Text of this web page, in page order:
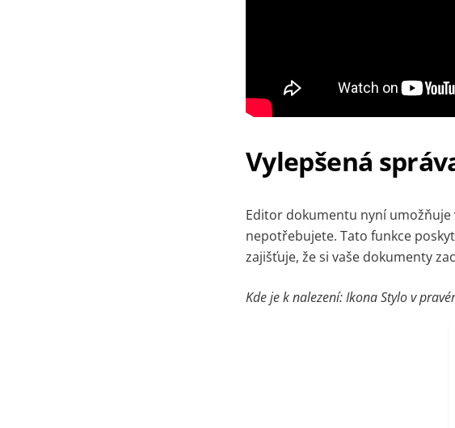
Vylepšená
Editor dokumentu nyní
nepotřebujete. Tato funkce
zajišťuje, že si vaše dokumenty
Kde je k nalezení: IkonaStylov